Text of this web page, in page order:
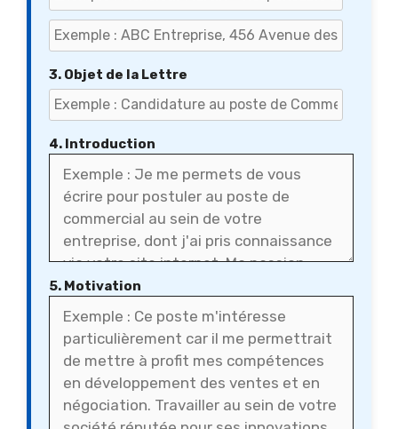
3. Objet de la Lettre
4. Introduction
5. Motivation